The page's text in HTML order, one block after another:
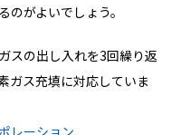
がよいでしょう。
スの出し入れを3回繰り返
ガス充填に対応していま
レーション